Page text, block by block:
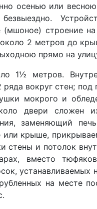
осенью или
(мшоное) строение
2 метров до
прямо на
1½ метров.
ряда вокруг стен;
мокрого и
двери сложен
заменяющий
или крыше,
стены и потолок
вместо
на месте